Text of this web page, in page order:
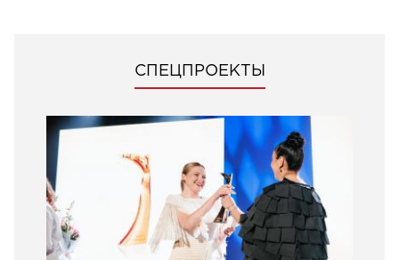
СПЕЦПРОЕКТЫ